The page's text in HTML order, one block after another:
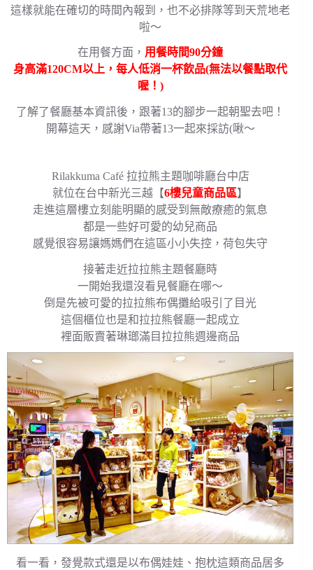
這樣就能在確切的時間內報到，也不必排隊等到天荒地老
啦～
在用餐方面， 用餐時間90分鐘
身高滿120CM以上，每人低消一杯飲品(無法以餐點取代
喔！)
了解了餐廳基本資訊後，跟著13的腳步一起朝聖去吧！
開幕這天，感謝Via帶著13一起來採訪(啾～
Rilakkuma Café 拉拉熊主題咖啡廳台中店
就位在台中新光三越【6樓兒童商品區】
走進這層樓立刻能明顯的感受到無敵療癒的氣息
都是一些好可愛的幼兒商品
感覺很容易讓媽媽們在這區小小失控，荷包失守
接著走近拉拉熊主題餐廳時
一開始我還沒看見餐廳在哪～
倒是先被可愛的拉拉熊布偶攤給吸引了目光
這個櫃位也是和拉拉熊餐廳一起成立
裡面販賣著琳瑯滿目拉拉熊週邊商品
看一看，發覺款式還是以布偶娃娃、抱枕這類商品居多